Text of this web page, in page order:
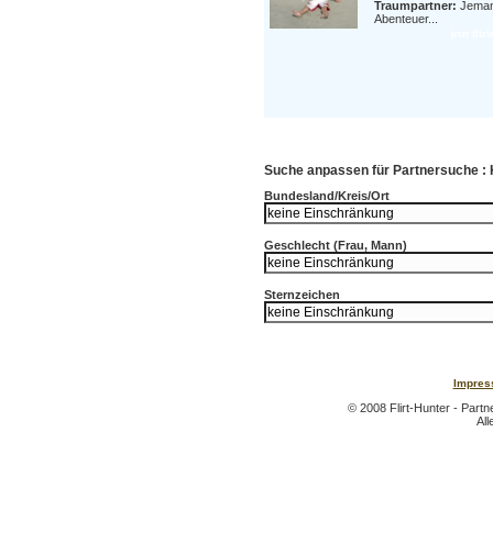
Traumpartner:
Abenteuer...
Suche anpassen für Partnersuche :
Bundesland/Kreis/Ort
Geschlecht (Frau, Mann)
Sternzeichen
© 2008 Flirt-Hunter -